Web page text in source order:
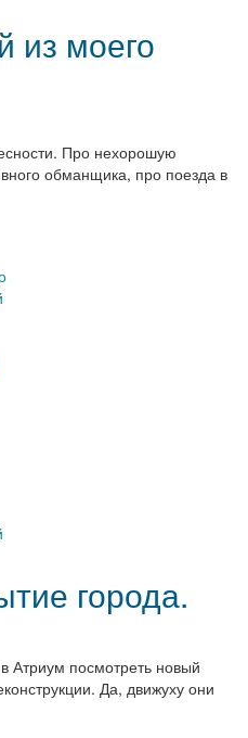
из моего
Про нехорошую
обманщика, про поезда в
города.
Атриум посмотреть новый
Да, движуху они